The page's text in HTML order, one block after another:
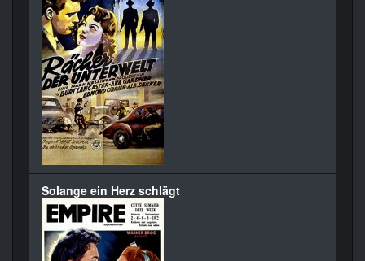
Solange ein Herz schlägt